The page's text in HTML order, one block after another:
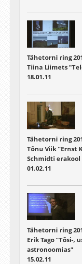
Tähetorni ring
Tiina Liimets
18.01.11
Tähetorni ring
Tõnu Viik "Ernst
Schmidti
01.02.11
Tähetorni ring
Erik Tago "Tõsi-,
astronoomias"
15.02.11